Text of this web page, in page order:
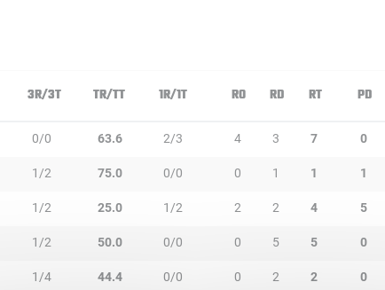
3R/3T TR/TT 1R/1T RO RD RT PD
0/0 63.6 2/3 4 3 7 0
1/2 75.0 0/0 0 1 1 1
1/2 25.0 1/2 2 2 4 5
1/2 50.0 0/0 0 5 5 0
1/4 44.4 0/0 0 2 2 0